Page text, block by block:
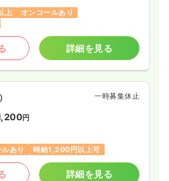
上
オンコールあり
詳細を見る
一時募集休止
円
あり 時給1,200円以上可
詳細を見る